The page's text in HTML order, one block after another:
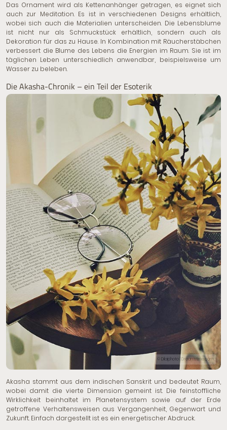
Das Ornament wird als Kettenanhänger getragen, es eignet sich
auch zur Meditation. Es ist in verschiedenen Designs erhältlich,
wobei sich auch die Materialien unterscheiden. Die Lebensblume
ist nicht nur als Schmuckstück erhältlich, sondern auch als
Dekoration für das zu Hause. In Kombination mit Räucherstäbchen
verbessert die Blume des Lebens die Energien im Raum. Sie ist im
täglichen Leben unterschiedlich anwendbar, beispielsweise um
Wasser zu beleben.
Die Akasha-Chronik – ein Teil der Esoterik
© Dilaiphoto | Dreamstime.com
Akasha stammt aus dem indischen Sanskrit und bedeutet Raum,
wobei damit die vierte Dimension gemeint ist. Die feinstoffliche
Wirklichkeit beinhaltet im Planetensystem sowie auf der Erde
getroffene Verhaltensweisen aus Vergangenheit, Gegenwart und
Zukunft. Einfach dargestellt ist es ein energetischer Abdruck.